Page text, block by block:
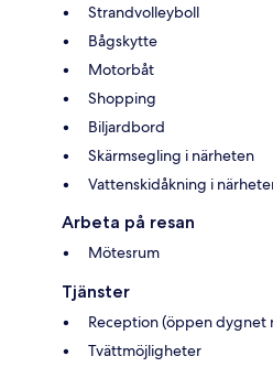
Strandvolleyboll
Bågskytte
Motorbåt
Shopping
Biljardbord
Skärmsegling i närheten
Vattenskidåkning i
Arbeta på resan
Mötesrum
Tjänster
Reception (öppen dygnet
Tvättmöjligheter